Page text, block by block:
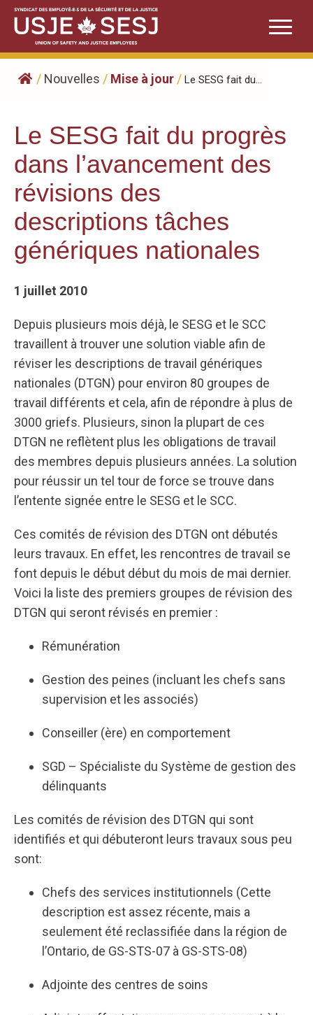
Skip
content
/ Nouvelles / Mise à jour / Le SESG fait du...
Le SESG fait du progrès
dans l’avancement des
révisions des
descriptions tâches
génériques nationales
1 juillet 2010
Depuis plusieurs mois déjà, le SESG et le SCC
travaillent à trouver une solution viable afin de
réviser les descriptions de travail génériques
nationales (DTGN) pour environ 80 groupes de
travail différents et cela, afin de répondre à plus de
3000 griefs. Plusieurs, sinon la plupart de ces
DTGN ne reflètent plus les obligations de travail
des membres depuis plusieurs années. La solution
pour réussir un tel tour de force se trouve dans
l’entente signée entre le SESG et le SCC.
Ces comités de révision des DTGN ont débutés
leurs travaux. En effet, les rencontres de travail se
font depuis le début début du mois de mai dernier.
Voici la liste des premiers groupes de révision des
DTGN qui seront révisés en premier :
Rémunération
Gestion des peines (incluant les chefs sans
supervision et les associés)
Conseiller (ère) en comportement
SGD – Spécialiste du Système de gestion des
délinquants
Les comités de révision des DTGN qui sont
identifiés et qui débuteront leurs travaux sous peu
sont:
Chefs des services institutionnels (Cette
description est assez récente, mais a
seulement été reclassifiée dans la région de
l’Ontario, de GS-STS-07 à GS-STS-08)
Adjointe des centres de soins